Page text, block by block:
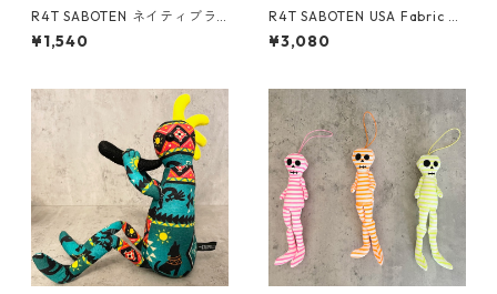
R4T SABOTEN ネイティブラ
グ / Sサイズ
¥1,540
R4T SABOTEN USA Fabric R
ound/ Mサイズ
¥3,080